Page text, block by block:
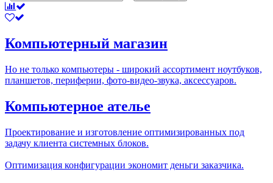
Компьютерный магазин
Но не только компьютеры - широкий ассортимент ноутбуков,
планшетов, периферии, фото-видео-звука, аксессуаров.
Компьютерное ателье
Проектирование и изготовление оптимизированных под
задачу клиента системных блоков.
Оптимизация конфигурации экономит деньги заказчика.